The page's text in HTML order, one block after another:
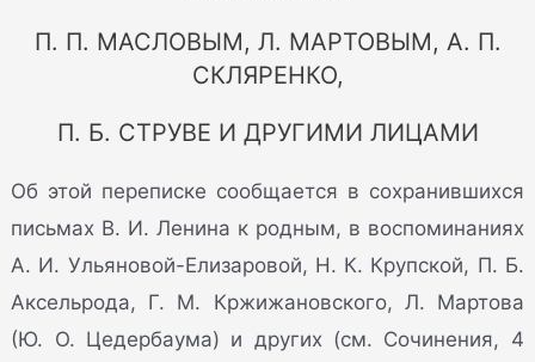
П. П. МАСЛОВЫМ, Л. МАРТОВЫМ, А. П.
СКЛЯРЕНКО,
П. Б. СТРУВЕ И ДРУГИМИ ЛИЦАМИ
Об этой переписке сообщается в сохранившихся
письмах В. И. Ленина к родным, в воспоминаниях
А. И. Ульяновой-Елизаровой, Н. К. Крупской, П. Б.
Аксельрода, Г. М. Кржижановского, Л. Мартова
(Ю. О. Цедербаума) и других (см. Сочинения, 4